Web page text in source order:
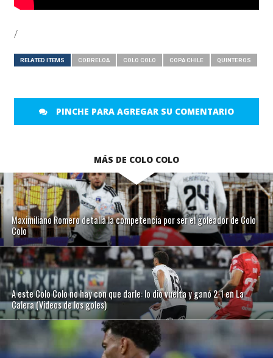
/
RELATED ITEMS COBRELOA COLO COLO COPA CHILE QUINTEROS
PINCHE PARA AGREGAR SU COMENTARIO
MÁS DE COLO COLO
Maximiliano Romero detalla la competencia por ser el goleador de Colo
Colo
A este Colo Colo no hay con que darle: lo dio vuelta y ganó 2-1 en La
Calera (Videos de los goles)